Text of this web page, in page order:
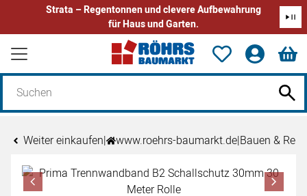
Strata – Regentonnen und clevere Aufbewahrung
für Haus und Garten.
Zum Hauptinhalt springen
Weiter einkaufen| www.roehrs-baumarkt.de|Bauen &
Produktgalerie
Zur Kaufbox springen